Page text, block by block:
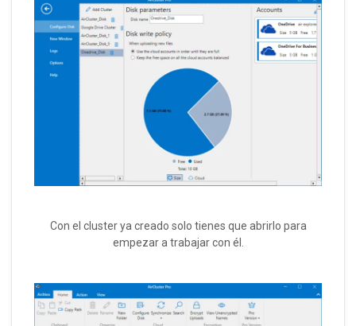
Con el cluster ya creado solo tienes que abrirlo para
empezar a trabajar con él.